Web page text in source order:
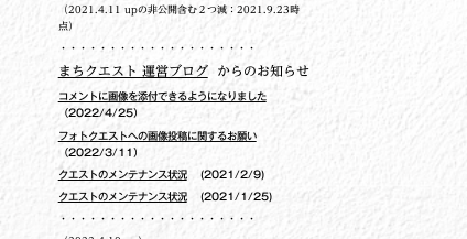
（2021.4.11 upの非公開含む２つ減：2021.9.23時
点）
・・・・・・・・・・・・・・・・・・・・
まちクエスト 運営ブログからのお知らせ
コメントに画像を添付できるようになりました
（2022/4/25）
フォトクエストへの画像投稿に関するお願い
（2022/3/11）
クエストのメンテナンス状況(2021/2/9)
クエストのメンテナンス状況(2021/1/25)
・・・・・・・・・・・・・・・・・・・・